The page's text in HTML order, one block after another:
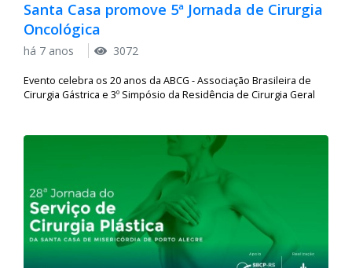
Santa Casa promove 5ª Jornada de Cirurgia
Oncológica
há 7 anos 3072
Evento celebra os 20 anos da ABCG - Associação Brasileira de
Cirurgia Gástrica e 3º Simpósio da Residência de Cirurgia Geral